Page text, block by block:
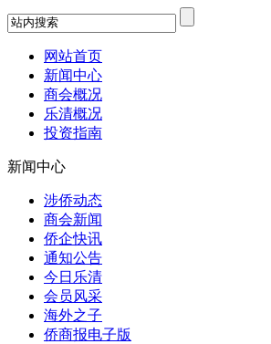
网站首页
新闻中心
商会概况
乐清概况
投资指南
新闻中心
涉侨动态
商会新闻
侨企快讯
通知公告
今日乐清
会员风采
海外之子
侨商报电子版